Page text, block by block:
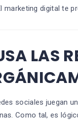
marketing digital te
LAS
sociales juegan
Como tal, es